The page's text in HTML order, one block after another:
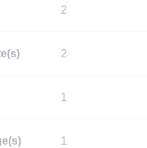
2
2
1
1